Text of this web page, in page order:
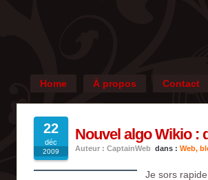
Home À propos Contact
22
déc
2009
Nouvel algo Wikio :
Auteur : CaptainWeb dans : Web,
Je sors